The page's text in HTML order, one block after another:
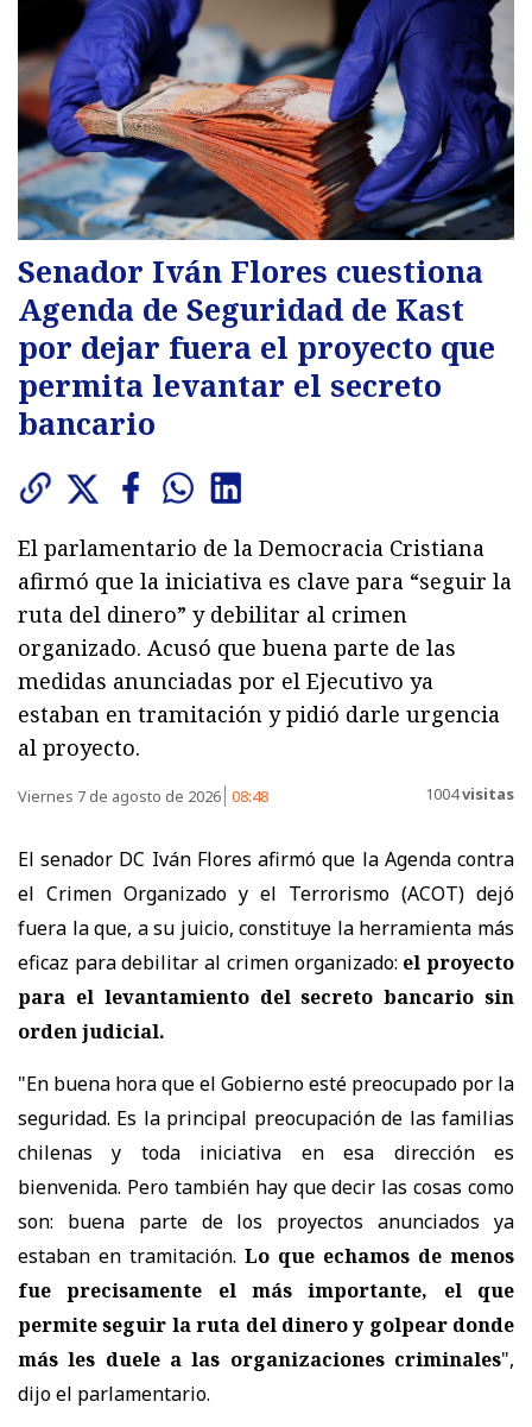
Senador Iván Flores cuestiona
Agenda de Seguridad de Kast
por dejar fuera el proyecto que
permita levantar el secreto
bancario
El parlamentario de la Democracia Cristiana
afirmó que la iniciativa es clave para “seguir la
ruta del dinero” y debilitar al crimen
organizado. Acusó que buena parte de las
medidas anunciadas por el Ejecutivo ya
estaban en tramitación y pidió darle urgencia
al proyecto.
Viernes 7 de agosto de 2026 08:48 1004visitas
El senador DC Iván Flores afirmó que la Agenda contra
el Crimen Organizado y el Terrorismo (ACOT) dejó
fuera la que, a su juicio, constituye la herramienta más
eficaz para debilitar al crimen organizado: el proyecto
para el levantamiento del secreto bancario sin
orden judicial.
"En buena hora que el Gobierno esté preocupado por la
seguridad. Es la principal preocupación de las familias
chilenas y toda iniciativa en esa dirección es
bienvenida. Pero también hay que decir las cosas como
son: buena parte de los proyectos anunciados ya
estaban en tramitación. Lo que echamos de menos
fue precisamente el más importante, el que
permite seguir la ruta del dinero y golpear donde
más les duele a las organizaciones criminales",
dijo el parlamentario.